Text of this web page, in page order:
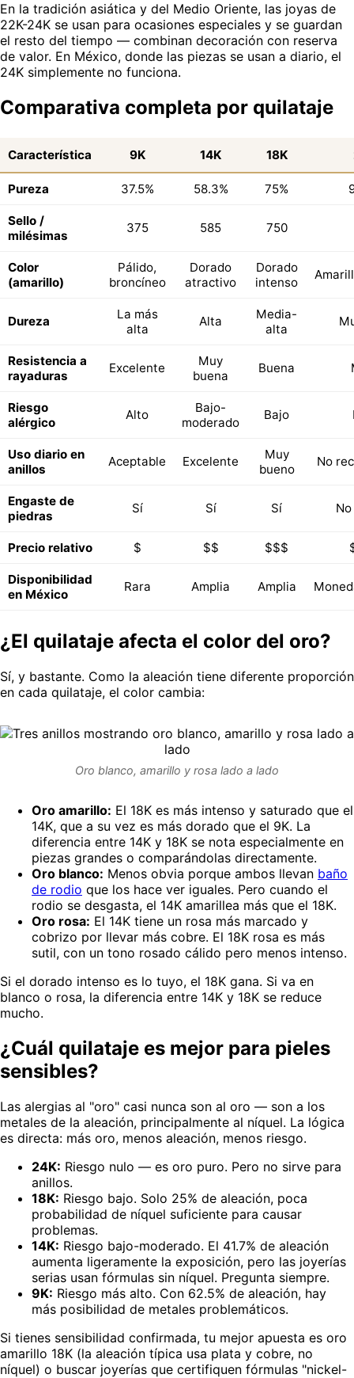
En la tradición asiática y del Medio Oriente, las joyas de
22K-24K se usan para ocasiones especiales y se guardan
el resto del tiempo — combinan decoración con reserva
de valor. En México, donde las piezas se usan a diario, el
24K simplemente no funciona.
Comparativa completa por quilataje
Característica 9K 14K 18K
Pureza 37.5% 58.3% 75%
Sello /
milésimas
375 585 750
Color
(amarillo)
Pálido,
broncíneo
Dorado
atractivo
Dorado
intenso
Dureza
La más
alta
Alta
Media-
alta
Resistencia a
rayaduras
Excelente
Muy
buena
Buena
Riesgo
alérgico
Alto
Bajo-
moderado
Bajo
Uso diario en
anillos
Aceptable Excelente
Muy
bueno
No
Engaste de
piedras
Sí Sí Sí
Precio relativo $ $$ $$$
Disponibilidad
en México
Rara Amplia Amplia
¿El quilataje afecta el color del oro?
Sí, y bastante. Como la aleación tiene diferente proporción
en cada quilataje, el color cambia:
Oro blanco, amarillo y rosa lado a lado
Oro amarillo: El 18K es más intenso y saturado que el
14K, que a su vez es más dorado que el 9K. La
diferencia entre 14K y 18K se nota especialmente en
piezas grandes o comparándolas directamente.
Oro blanco: Menos obvia porque ambos llevan baño
de rodio que los hace ver iguales. Pero cuando el
rodio se desgasta, el 14K amarillea más que el 18K.
Oro rosa: El 14K tiene un rosa más marcado y
cobrizo por llevar más cobre. El 18K rosa es más
sutil, con un tono rosado cálido pero menos intenso.
Si el dorado intenso es lo tuyo, el 18K gana. Si va en
blanco o rosa, la diferencia entre 14K y 18K se reduce
mucho.
¿Cuál quilataje es mejor para pieles
sensibles?
Las alergias al "oro" casi nunca son al oro — son a los
metales de la aleación, principalmente al níquel. La lógica
es directa: más oro, menos aleación, menos riesgo.
24K: Riesgo nulo — es oro puro. Pero no sirve para
anillos.
18K: Riesgo bajo. Solo 25% de aleación, poca
probabilidad de níquel suficiente para causar
problemas.
14K: Riesgo bajo-moderado. El 41.7% de aleación
aumenta ligeramente la exposición, pero las joyerías
serias usan fórmulas sin níquel. Pregunta siempre.
9K: Riesgo más alto. Con 62.5% de aleación, hay
más posibilidad de metales problemáticos.
Si tienes sensibilidad confirmada, tu mejor apuesta es oro
amarillo 18K (la aleación típica usa plata y cobre, no
níquel) o buscar joyerías que certifiquen fórmulas "nickel-